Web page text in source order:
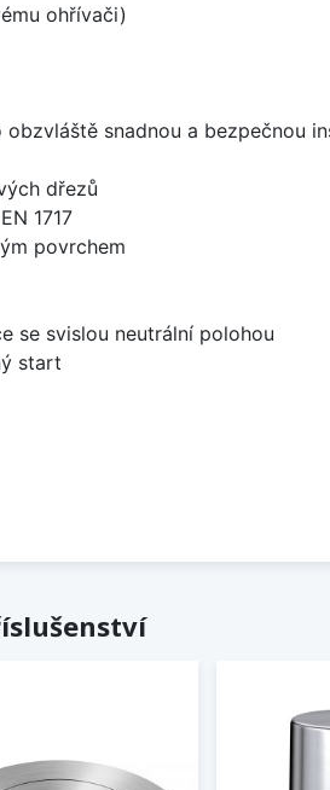
ohřívači)
snadnou a bezpečnou
dřezů
1717
povrchem
se svislou neutrální polohou
start